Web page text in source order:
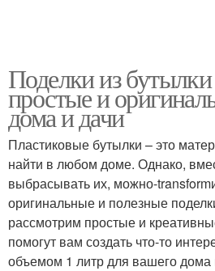
Поделки из
простые и
дома и дачи
Пластиковые бутылки – это
найти в любом доме. Однако,
выбрасывать их, можно-
оригинальные и полезные
рассмотрим простые и
помогут вам создать что-то
объемом 1 литр для вашего дома